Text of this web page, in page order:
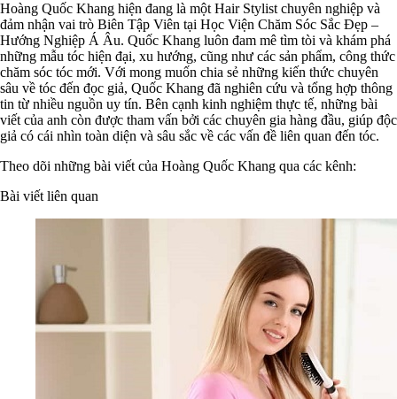
Hoàng Quốc Khang hiện đang là một Hair Stylist chuyên nghiệp và
đảm nhận vai trò Biên Tập Viên tại Học Viện Chăm Sóc Sắc Đẹp –
Hướng Nghiệp Á Âu. Quốc Khang luôn đam mê tìm tòi và khám phá
những mẫu tóc hiện đại, xu hướng, cũng như các sản phẩm, công thức
chăm sóc tóc mới. Với mong muốn chia sẻ những kiến thức chuyên
sâu về tóc đến đọc giả, Quốc Khang đã nghiên cứu và tổng hợp thông
tin từ nhiều nguồn uy tín. Bên cạnh kinh nghiệm thực tế, những bài
viết của anh còn được tham vấn bởi các chuyên gia hàng đầu, giúp độc
giả có cái nhìn toàn diện và sâu sắc về các vấn đề liên quan đến tóc.
Theo dõi những bài viết của Hoàng Quốc Khang qua các kênh:
Bài viết liên quan